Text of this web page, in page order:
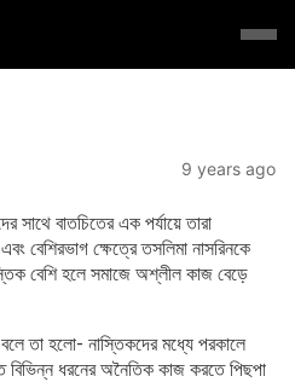
9 years ago
সাথে বাতচিতের এক পর্যায়ে তারা
বেশিরভাগ ক্ষেত্রে তসলিমা নাসরিনকে
বেশি হলে সমাজে অশ্লীল কাজ বেড়ে
তা হলো- নাস্তিকদের মধ্যে পরকালে
বিভিন্ন ধরনের অনৈতিক কাজ করতে পিছপা